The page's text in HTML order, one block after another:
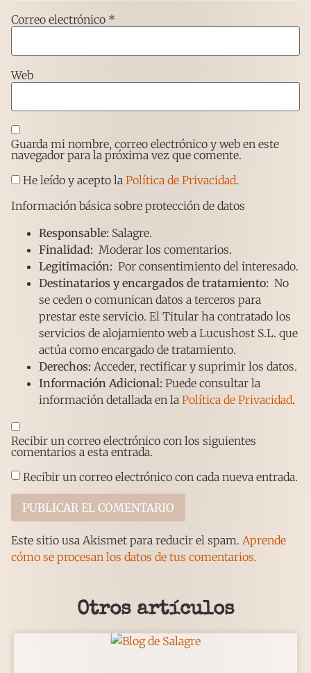
Correo electrónico *
Web
Guarda mi nombre, correo electrónico y web en este
navegador para la próxima vez que comente.
He leído y acepto la Política de Privacidad.
Información básica sobre protección de datos
Responsable: Salagre.
Finalidad: Moderar los comentarios.
Legitimación: Por consentimiento del interesado.
Destinatarios y encargados de tratamiento: No
se ceden o comunican datos a terceros para
prestar este servicio. El Titular ha contratado los
servicios de alojamiento web a Lucushost S.L. que
actúa como encargado de tratamiento.
Derechos: Acceder, rectificar y suprimir los datos.
Información Adicional: Puede consultar la
información detallada en la Política de Privacidad.
Recibir un correo electrónico con los siguientes
comentarios a esta entrada.
Recibir un correo electrónico con cada nueva entrada.
Este sitio usa Akismet para reducir el spam. Aprende
cómo se procesan los datos de tus comentarios.
Otros artículos